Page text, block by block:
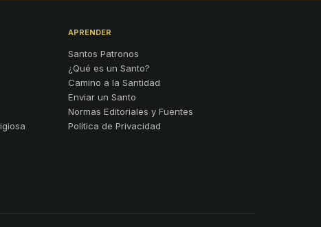
APRENDER
Santos Patronos
¿Qué es un Santo?
Camino a la Santidad
Enviar un Santo
Normas Editoriales y Fuentes
Política de Privacidad